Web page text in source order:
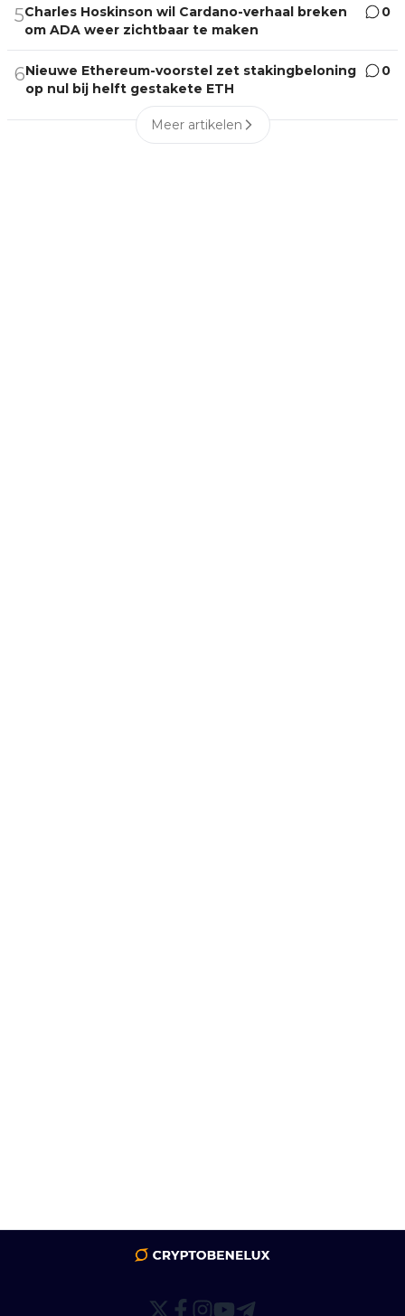
5Charles Hoskinson wil Cardano-verhaal breken
om ADA weer zichtbaar te maken
0
6Nieuwe Ethereum-voorstel zet stakingbeloning
op nul bij helft gestakete ETH
0
Meer artikelen